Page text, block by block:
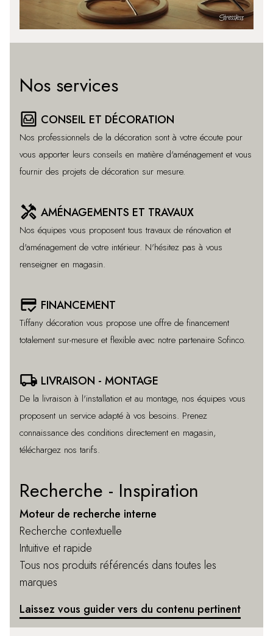
Nos services
living CONSEIL ET DÉCORATION
Nos professionnels de la décoration sont à votre écoute pour
vous apporter leurs conseils en matière d'aménagement et vous
fournir des projets de décoration sur mesure.
handyman AMÉNAGEMENTS ET TRAVAUX
Nos équipes vous proposent tous travaux de rénovation et
d'aménagement de votre intérieur. N'hésitez pas à vous
renseigner en magasin.
credit_score FINANCEMENT
Tiffany décoration vous propose une offre de financement
totalement sur-mesure et flexible avec notre partenaire Sofinco.
local_shipping LIVRAISON - MONTAGE
De la livraison à l'installation et au montage, nos équipes vous
proposent un service adapté à vos besoins. Prenez
connaissance des conditions directement en magasin,
téléchargez nos tarifs.
Recherche - Inspiration
Moteur de recherche interne
Recherche contextuelle
Intuitive et rapide
Tous nos produits référencés dans toutes les
marques
Laissez vous guider vers du contenu pertinent